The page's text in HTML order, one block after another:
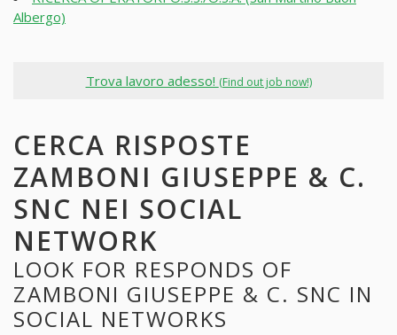
Albergo)
Trova lavoro adesso! (Find out job now!)
CERCA RISPOSTE
ZAMBONI GIUSEPPE & C.
SNC NEI SOCIAL
NETWORK
LOOK FOR RESPONDS OF
ZAMBONI GIUSEPPE & C. SNC IN
SOCIAL NETWORKS